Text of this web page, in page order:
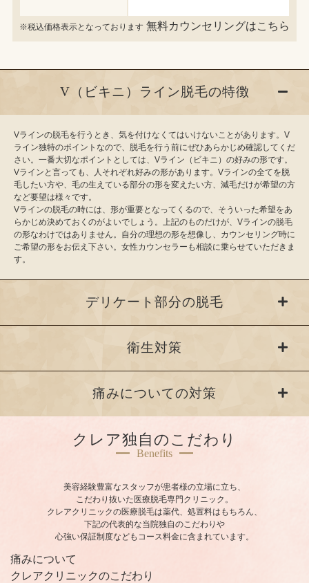
※税込価格表示となっております 無料カウンセリングはこちら
V（ビキニ）ライン脱毛の特徴
Vラインの脱毛を行うとき、気を付けなくてはいけないことがあります。V
ライン独特のポイントなので、脱毛を行う前にぜひあらかじめ確認してくだ
さい。一番大切なポイントとしては、Vライン（ビキニ）の好みの形です。
Vラインと言っても、人それぞれ好みの形があります。Vラインの全てを脱
毛したい方や、毛の生えている部分の形を変えたい方、減毛だけが希望の方
など要望は様々です。
Vラインの脱毛の時には、形が重要となってくるので、そういった希望をあ
らかじめ決めておくのがよいでしょう。上記のものだけが、Vラインの脱毛
の形なわけではありません。自分の理想の形を想像し、カウンセリング時に
ご希望の形をお伝え下さい。女性カウンセラーも相談に乗らせていただきま
す。
デリケート部分の脱毛
衛生対策
痛みについての対策
クレア独自のこだわり
Benefits
美容経験豊富なスタッフが患者様の立場に立ち、
こだわり抜いた医療脱毛専門クリニック。
クレアクリニックの医療脱毛は薬代、処置料はもちろん、
下記の代表的な当院独自のこだわりや
心強い保証制度などもコース料金に含まれています。
痛みについて
クレアクリニックのこだわり